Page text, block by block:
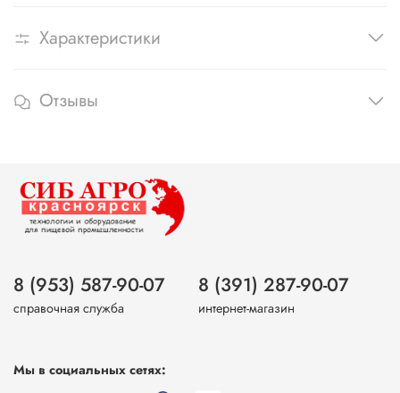
Характеристики
Отзывы
8 (953) 587-90-07
справочная служба
8 (391) 287-90-07
интернет-магазин
Мы в социальных сетях: